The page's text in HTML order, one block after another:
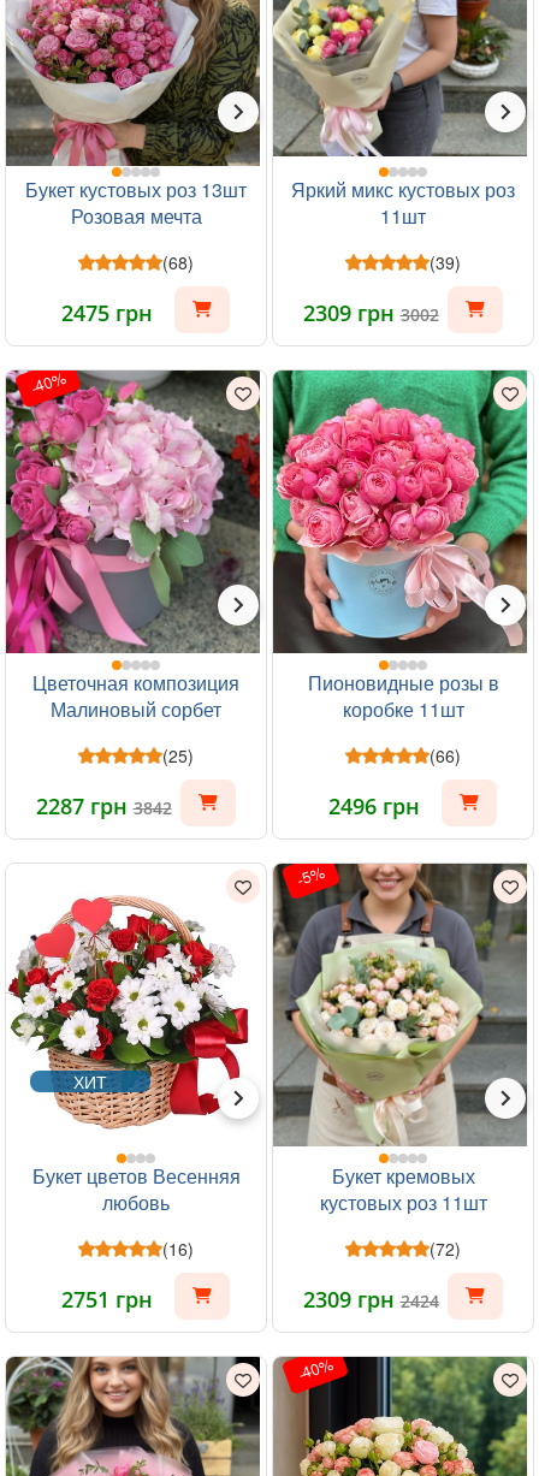
Букет кустовых роз 13шт
Розовая мечта
(68)
2475 грн
Яркий микс кустовых роз
11шт
(39)
2309 грн3002
-40%
Цветочная композиция
Малиновый сорбет
(25)
2287 грн3842
Пионовидные розы в
коробке 11шт
(66)
2496 грн
ХИТ
Букет цветов Весенняя
любовь
(16)
2751 грн
-5%
Букет кремовых
кустовых роз 11шт
(72)
2309 грн2424
-40%